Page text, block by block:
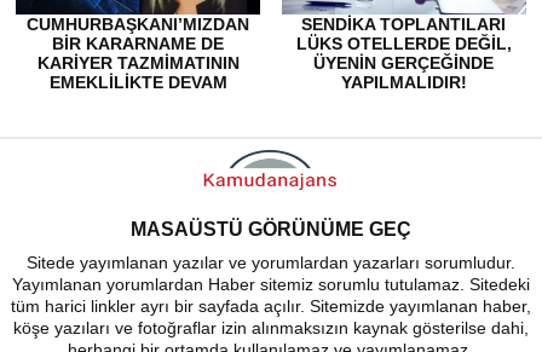
CUMHURBAŞKANI’MIZDAN
BİR KARARNAME DE
KARİYER TAZMİMATININ
EMEKLİLİKTE DEVAM
SENDIKA TOPLANTILARI
LÜKS OTELLERDE DEĞIL,
ÜYENIN GERÇEĞINDE
YAPILMALIDIR!
MASAÜSTÜ GÖRÜNÜME GEÇ
Sitede yayımlanan yazılar ve yorumlardan yazarları sorumludur.
Yayımlanan yorumlardan Haber sitemiz sorumlu tutulamaz. Sitedeki
tüm harici linkler ayrı bir sayfada açılır. Sitemizde yayımlanan haber,
köşe yazıları ve fotoğraflar izin alınmaksızın kaynak gösterilse dahi,